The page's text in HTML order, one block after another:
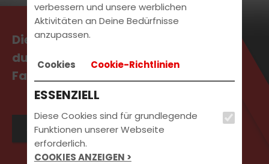
Die aktuellsten News erhältst
du direkt bei uns in der
Fahrschule.
Jetzt Kontakt aufnehmen
verbessern und unsere werblichen
Aktivitäten an Deine Bedürfnisse
anzupassen.
Cookies Cookie-Richtlinien
ESSENZIELL
Diese Cookies sind für grundlegende
Funktionen unserer Webseite
erforderlich.
COOKIES ANZEIGEN >